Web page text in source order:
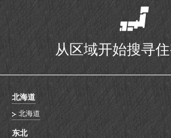
从区域开始搜寻
北海道
北海道
东北